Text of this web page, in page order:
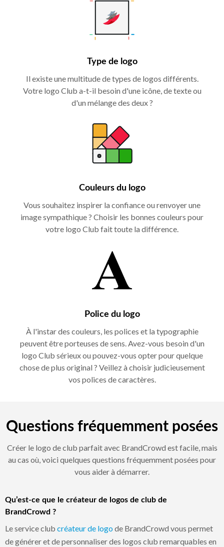
Type de logo
Il existe une multitude de types de logos différents.
Votre logo Club a-t-il besoin d'une icône, de texte ou
d'un mélange des deux ?
Couleurs du logo
Vous souhaitez inspirer la confiance ou renvoyer une
image sympathique ? Choisir les bonnes couleurs pour
votre logo Club fait toute la différence.
Police du logo
À l'instar des couleurs, les polices et la typographie
peuvent être porteuses de sens. Avez-vous besoin d'un
logo Club sérieux ou pouvez-vous opter pour quelque
chose de plus original ? Veillez à choisir judicieusement
vos polices de caractères.
Questions fréquemment posées
Créer le logo de club parfait avec BrandCrowd est facile, mais
au cas où, voici quelques questions fréquemment posées pour
vous aider à démarrer.
Qu’est-ce que le créateur de logos de club de
BrandCrowd ?
Le service club créateur de logode BrandCrowd vous permet
de générer et de personnaliser des logos club remarquables en